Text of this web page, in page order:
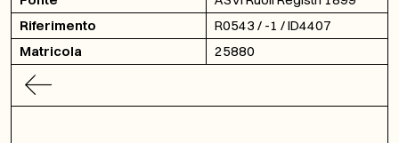
Riferimento
R0543 / -1 / ID4407
Matricola
25880